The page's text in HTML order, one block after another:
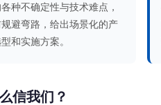
种不确定性与技术难点，
避弯路，给出场景化的产
和实施方案。
信我们？